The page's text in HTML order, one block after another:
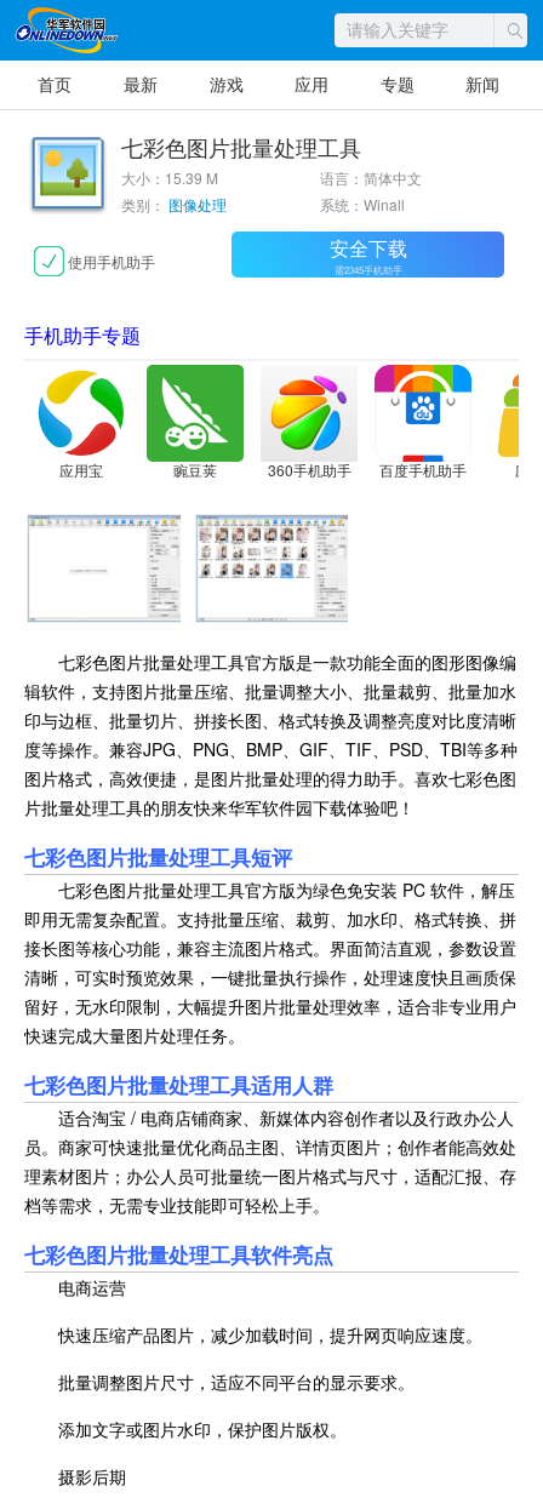
首页 最新 游戏 应用 专题 新闻
七彩色图片批量处理工具
大小：15.39 M
语言：简体中文
类别： 图像处理 系统：Winall
使用手机助手 安全下载
需2345手机助手
手机助手专题
应用宝 豌豆荚 360手机助手 百度手机助手 应
七彩色图片批量处理工具官方版是一款功能全面的图形图像编
辑软件，支持图片批量压缩、批量调整大小、批量裁剪、批量加水
印与边框、批量切片、拼接长图、格式转换及调整亮度对比度清晰
度等操作。兼容JPG、PNG、BMP、GIF、TIF、PSD、TBI等多种
图片格式，高效便捷，是图片批量处理的得力助手。喜欢七彩色图
片批量处理工具的朋友快来华军软件园下载体验吧！
七彩色图片批量处理工具短评
七彩色图片批量处理工具官方版为绿色免安装 PC 软件，解压
即用无需复杂配置。支持批量压缩、裁剪、加水印、格式转换、拼
接长图等核心功能，兼容主流图片格式。界面简洁直观，参数设置
清晰，可实时预览效果，一键批量执行操作，处理速度快且画质保
留好，无水印限制，大幅提升图片批量处理效率，适合非专业用户
快速完成大量图片处理任务。
七彩色图片批量处理工具适用人群
适合淘宝 / 电商店铺商家、新媒体内容创作者以及行政办公人
员。商家可快速批量优化商品主图、详情页图片；创作者能高效处
理素材图片；办公人员可批量统一图片格式与尺寸，适配汇报、存
档等需求，无需专业技能即可轻松上手。
七彩色图片批量处理工具软件亮点
电商运营
快速压缩产品图片，减少加载时间，提升网页响应速度。
批量调整图片尺寸，适应不同平台的显示要求。
添加文字或图片水印，保护图片版权。
摄影后期